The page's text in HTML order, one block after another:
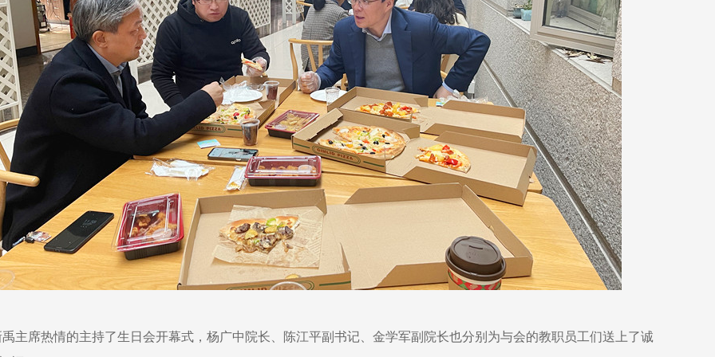
主席热情的主持了生日会开幕式，杨广中院长、陈江平副书记、金学军副院长也分别为与会的教职员工们送上了诚